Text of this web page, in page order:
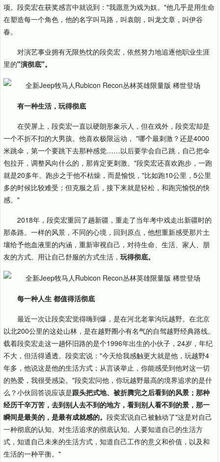
项。段奕宏在获奖感言中就说到："我愿意为戏为奴。"他几乎是用生命
在塑造每一个角色，他的名字叫马路，叫袁朗，叫龙文章，叫伊谷
春。
对演艺事业拥有无限热忱的段奕宏，依然努力地追逐他职业生涯
里的"演彻底"。
有一种生活，玩得彻底
在荧屏上，段奕宏一直以硬朗形象示人，但在戏外，段奕宏却是
一个不折不扣的大男孩。他喜欢极限运动， "哪个最刺激？还是4000
米跳伞，第一个要跳下去那种感觉……以后要学会自己跳，自己把伞
包拉开，调整风向什么的，那肯定更刺激。"段奕宏还喜欢跑步，一跑
就是20多年。跑步之于他不枯燥，而是愉悦，"比如跑10公里，5公里
多的时候比较难受；但克服之后，接下来就是轻松，和跑完愉悦的快
感。"
2018年，段奕宏重回了趟新疆，重走了当年考中戏走出新疆时的
那条路。一样的风景，不同的心境，回到原点，他想重新感受那片土
壤给予他血液里的内涵，重新审视自己，对待生命、生活、家人、朋
友的方式。用让自己舒服的方式生活， 玩得彻底。
每一种人生 都值得活彻底
最近一次让段奕宏觉得嗨到爆，是在河北老掌沟玩越野。在北京
以北200公里的这处山林，是在越野圈小有名气的自驾越野经典路线。
载着段奕宏走这一趟怀旧路的是个1996年出生的小伙子，24岁，年纪
不大，但活得通透。段奕宏说："今天给我感触更大就是他，玩越野4
年多，他说这是他的生活方式；从言谈举止，你能感受到他对这一切
的热爱，我很受感染。"段奕宏问他，你玩越野最高的境界追求的是什
么？小伙回答说应该是跟头把式地、被折腾完之后看到的风景；那种
经历千辛万苦，去到别人去不到的地方，看到别人看不到的景，那一
瞬间是最美的，是最有成就感的。 段奕宏说自己被触动了"这是对自己
一种彻底的认知、对生活追求的彻底认知。人要知道自己的生活方
式，知道自己未来的生活方式，知道自己工作的意义和价值，以及和
生活的一种平衡。"